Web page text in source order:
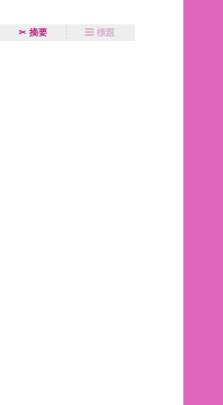
✂ 摘要 ☰ 標題